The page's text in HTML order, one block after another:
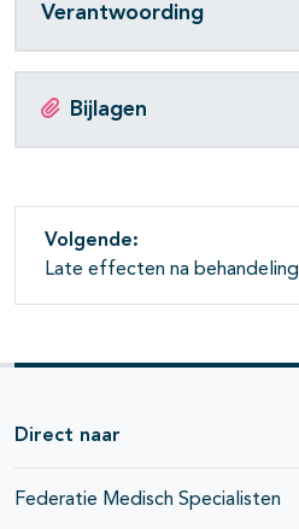
Verantwoording
Bijlagen
Volgende:
Late effecten na behandeling
Direct naar
Federatie Medisch Specialisten